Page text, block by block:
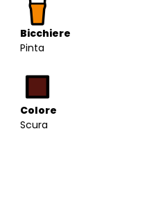
Bicchiere
Pinta
Colore
Scura